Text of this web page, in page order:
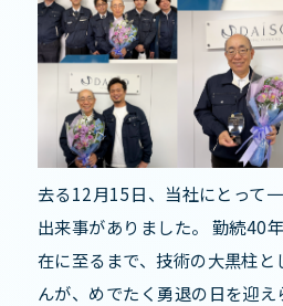
去る12月15日、当社にとって
出来事がありました。 勤続40
在に至るまで、技術の大黒柱と
んが、めでたく勇退の日を迎え